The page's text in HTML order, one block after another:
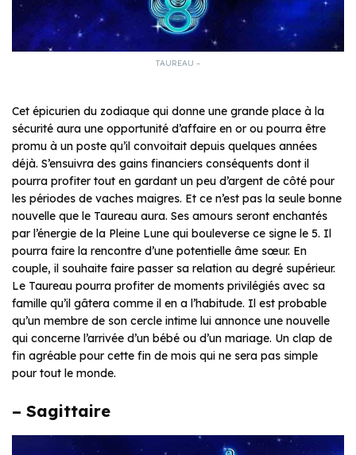
TAUREAU –
Cet épicurien du zodiaque qui donne une grande place à la
sécurité aura une opportunité d’affaire en or ou pourra être
promu à un poste qu’il convoitait depuis quelques années
déjà. S’ensuivra des gains financiers conséquents dont il
pourra profiter tout en gardant un peu d’argent de côté pour
les périodes de vaches maigres. Et ce n’est pas la seule bonne
nouvelle que le Taureau aura. Ses amours seront enchantés
par l’énergie de la Pleine Lune qui bouleverse ce signe le 5. Il
pourra faire la rencontre d’une potentielle âme sœur. En
couple, il souhaite faire passer sa relation au degré supérieur.
Le Taureau pourra profiter de moments privilégiés avec sa
famille qu’il gâtera comme il en a l’habitude. Il est probable
qu’un membre de son cercle intime lui annonce une nouvelle
qui concerne l’arrivée d’un bébé ou d’un mariage. Un clap de
fin agréable pour cette fin de mois qui ne sera pas simple
pour tout le monde.
– Sagittaire